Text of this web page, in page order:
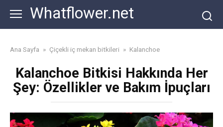
content
Whatflower.net
Ana Sayfa » Çiçekli iç mekan bitkileri » Kalanchoe
Kalanchoe Bitkisi Hakkında Her
Şey: Özellikler ve Bakım İpuçları